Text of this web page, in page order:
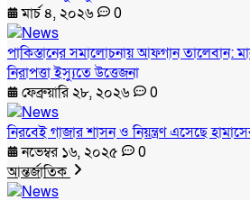
মার্চ ৪, ২০২৬
0
পাকিস্তানের সমালোচনায় আফগান তালেবান:
নিরাপত্তা ইস্যুতে উত্তেজনা
ফেব্রুয়ারি ২৮, ২০২৬
0
নিরবেই গাজার শাসন ও নিয়ন্ত্রণ এসেছে
নভেম্বর ১৬, ২০২৫
0
আন্তর্জাতিক